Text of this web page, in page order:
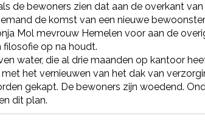
de bewoners zien dat aan de overkant
de komst van een nieuwe
Mol mevrouw Hemelen voor aan de
filosofie op na houdt.
water, die al drie maanden op kantoor
het vernieuwen van het dak van
gekapt. De bewoners zijn woedend.
dit plan.